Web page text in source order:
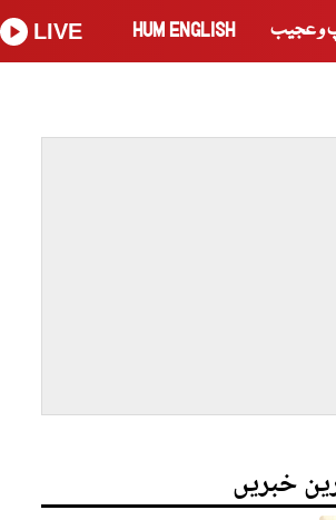
و عجیب HUM ENGLISH
LIVE
خبریں